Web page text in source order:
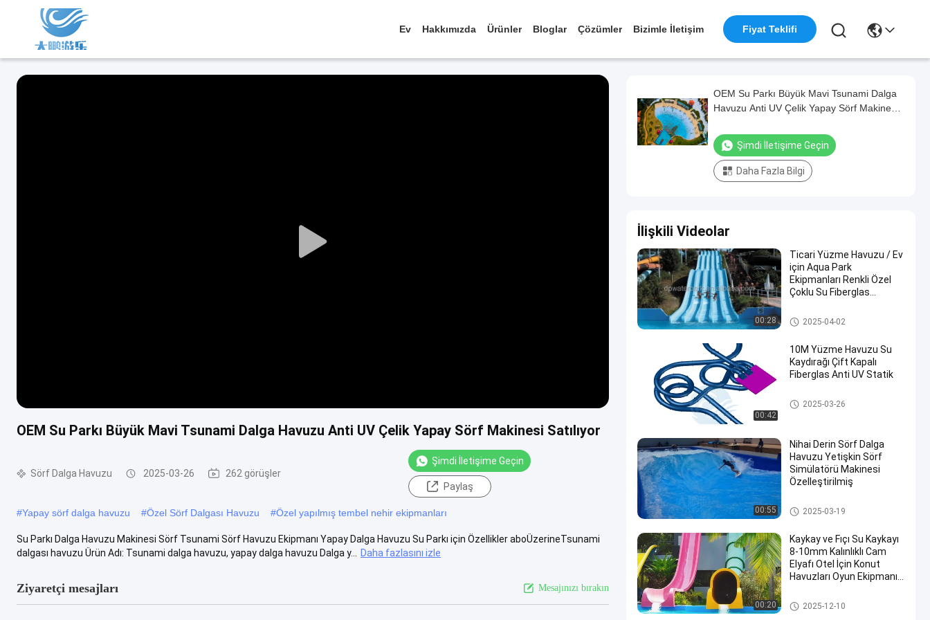
Ev Hakkımızda Ürünler Bloglar Çözümler Bizimle İletişim Fiyat Teklifi
Play
OEM Su Parkı Büyük Mavi Tsunami Dalga Havuzu Anti UV Çelik Yapay Sörf Makinesi Satılıyor
Sörf Dalga Havuzu 2025-03-26 262 görüşler
Şimdi İletişime Geçin
Paylaş
#Yapay sörf dalga havuzu #Özel Sörf Dalgası Havuzu #Özel yapılmış tembel nehir ekipmanları
Su Parkı Dalga Havuzu Makinesi Sörf Tsunami Sörf Havuzu Ekipmanı Yapay Dalga Havuzu Su Parkı için Özellikler aboÜzerineTsunami
dalgası havuzu Ürün Adı: Tsunami dalga havuzu, yapay dalga havuzu Dalga y...
Daha fazlasını izle
Ziyaretçi mesajları Mesajınızı bırakın
OEM Su Parkı Büyük Mavi Tsunami Dalga
Havuzu Anti UV Çelik Yapay Sörf Makinesi
Şimdi İletişime Geçin
Daha Fazla Bilgi
İlişkili Videolar
00:28
Ticari Yüzme Havuzu / Ev
için Aqua Park
Ekipmanları Renkli Özel
Çoklu Su Fiberglas
Su Parkı Kaydırağı
2025-04-02
00:42
10M Yüzme Havuzu Su
Kaydırağı Çift Kapalı
Fiberglas Anti UV Statik
Yüzme Havuzu Su Kaydırağı
2025-03-26
00:55
Nihai Derin Sörf Dalga
Havuzu Yetişkin Sörf
Simülatörü Makinesi
Özelleştirilmiş
Sörf Dalga Havuzu
2025-03-19
00:20
Kaykay ve Fıçı Su Kaykayı
8-10mm Kalınlıklı Cam
Elyafı Otel İçin Konut
Havuzları Oyun Ekipmanı
Yüzme Havuzu Su Kaydırağı
2025-12-10